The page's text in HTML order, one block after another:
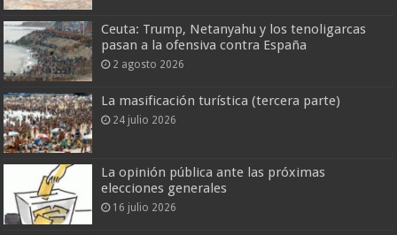
Ceuta: Trump, Netanyahu y los tenoligarcas
pasan a la ofensiva contra España
2 agosto 2026
La masificación turística (tercera parte)
24 julio 2026
La opinión pública ante las próximas
elecciones generales
16 julio 2026